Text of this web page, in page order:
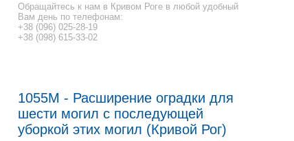
Обращайтесь к нам в Кривом Роге в любой удобный
Вам день по телефонам:
+38 (096) 025-28-19
+38 (098) 615-33-02
1055M - Расширение оградки для
шести могил с последующей
уборкой этих могил (Кривой Рог)